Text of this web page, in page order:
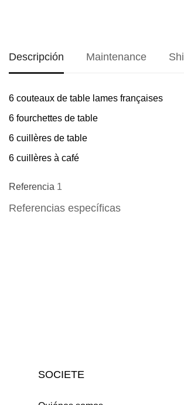
Descripción Maintenance
6 couteaux de table lames françaises
6 fourchettes de table
6 cuillères de table
6 cuillères à café
Referencia 1
Referencias específicas
SOCIETE